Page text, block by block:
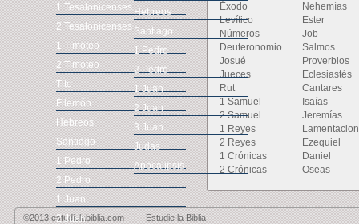
Éxodo
Levítico
Números
Deuteronomio
Josué
Jueces
Rut
1 Samuel
2 Samuel
1 Reyes
2 Reyes
1 Crónicas
2 Crónicas
Nehemías
Ester
Job
Salmos
Proverbios
Eclesiastés
Cantares
Isaías
Jeremías
Ezequiel
Daniel
Oseas
©2013 estudielabiblia.com | Estudie la Biblia
1 Tesalonicenses
2 Tesalonicenses
1 Timoteo
2 Timoteo
Tito
Filemón
Hebreos
Santiago
1 Pedro
2 Pedro
1 Juan
2 Juan
Hebreos
Santiago
1 Pedro
2 Pedro
1 Juan
2 Juan
3 Juan
Judas
Apocalipsis